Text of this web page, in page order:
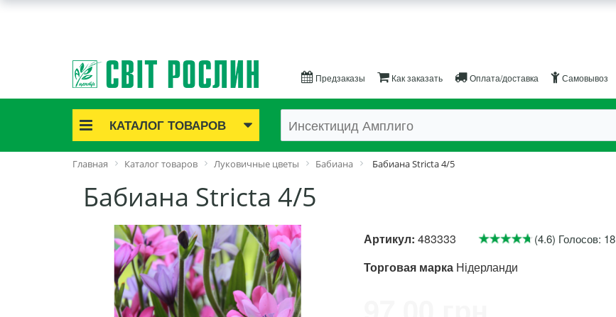
Предзаказы Как заказать Оплата/доставка Самовывоз
КАТАЛОГ ТОВАРОВ
Акционные товары
Саженцы роз
Лук и чеснок
Семенной картофель
Семена и рассада
Саженцы декоративные
Средства защиты растений
Главная Каталог товаров Луковичные цветы Бабиана Бабиана Stricta 4/5
Бабиана Stricta 4/5
Артикул: 483333 (4.6) Голосов: 18
Торговая марка Нідерланди